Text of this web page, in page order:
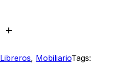
Libreros, MobiliarioTags: